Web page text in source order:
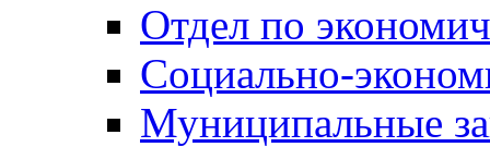
Отдел по
Социально-
Муниципальные